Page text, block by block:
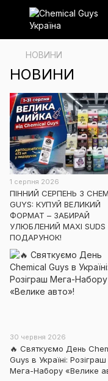
НОВИНИ
НОВИНИ
1 серпня 2026
ПІННИЙ СЕРПЕНЬ З
GUYS: КУПУЙ ВЕЛИКИЙ
ФОРМАТ – ЗАБИРАЙ
УЛЮБЛЕНИЙ MAXI SUDS
ПОДАРУНОК!
30 червня 2026
🔥 Святкуємо День
Guys в Україні: Розіграш
Мега-Набору «Велике